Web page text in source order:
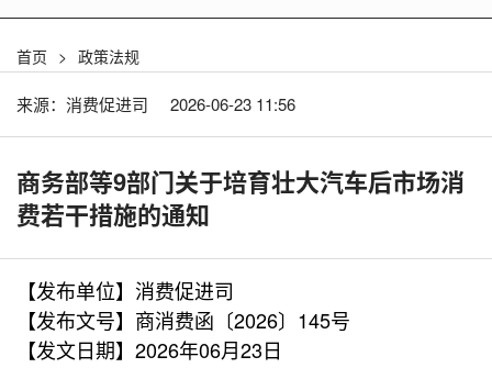
首页 > 政策法规
来源：消费促进司 2026-06-23 11:56
商务部等9部门关于培育壮大汽车后市场消
费若干措施的通知
【发布单位】消费促进司
【发布文号】商消费函〔2026〕145号
【发文日期】2026年06月23日